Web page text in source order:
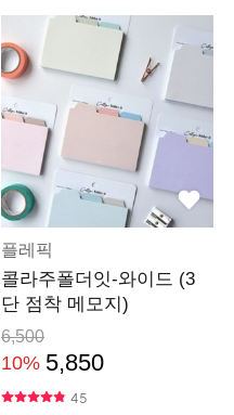
플레픽
콜라주폴더잇-와이드 (3
단 점착 메모지)
6,500
10% 5,850
45